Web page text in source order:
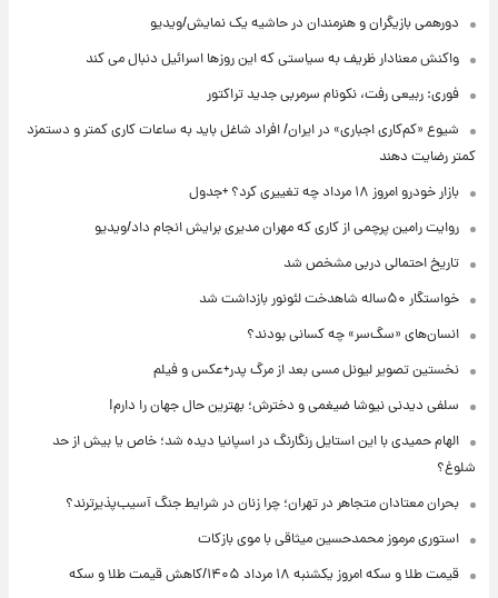
دورهمی بازیگران و هنرمندان در حاشیه یک نمایش/ویدیو
واکنش معنادار ظریف به سیاستی که این روزها اسرائیل دنبال می کند
فوری: ربیعی رفت، نکونام سرمربی جدید تراکتور
شیوع «کم‌کاری اجباری» در ایران/ افراد شاغل باید به ساعات کاری کمتر و دستمزد
کمتر رضایت دهند
بازار خودرو امروز ۱۸ مرداد چه تغییری کرد؟ +جدول
روایت رامین پرچمی از کاری که مهران مدیری برایش انجام داد/ویدیو
تاریخ احتمالی دربی مشخص شد
خواستگار ۵۰ساله شاهدخت لئونور بازداشت شد
انسان‌های «سگ‌سر» چه کسانی بودند؟
نخستین تصویر لیونل مسی بعد از مرگ پدر+عکس و فیلم
سلفی دیدنی نیوشا ضیغمی و دخترش؛ بهترین حال جهان را دارم!
الهام حمیدی با این استایل رنگارنگ در اسپانیا دیده شد؛ خاص یا بیش از حد
شلوغ؟
بحران معتادان متجاهر در تهران؛ چرا زنان در شرایط جنگ آسیب‌پذیرترند؟
استوری مرموز محمدحسین میثاقی با موی بازکات
قیمت طلا و سکه امروز یکشنبه ۱۸ مرداد ۱۴۰۵/کاهش قیمت طلا و سکه